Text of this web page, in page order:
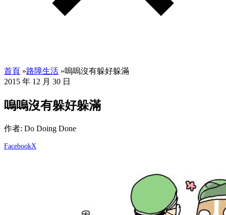
首頁 »路障生活 »嗚嗚沒有躲好躲滿
2015 年 12 月 30 日
嗚嗚沒有躲好躲滿
作者: Do Doing Done
FacebookX